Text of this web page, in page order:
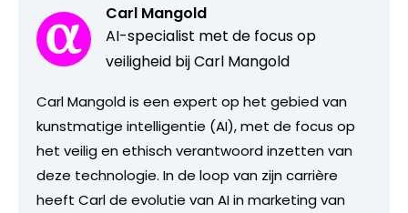
Carl Mangold
AI-specialist met de focus op
veiligheid bij Carl Mangold
Carl Mangold is een expert op het gebied van
kunstmatige intelligentie (AI), met de focus op
het veilig en ethisch verantwoord inzetten van
deze technologie. In de loop van zijn carrière
heeft Carl de evolutie van AI in marketing van